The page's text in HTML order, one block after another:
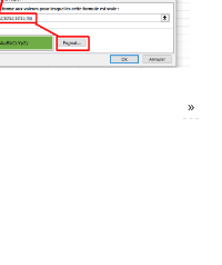
»